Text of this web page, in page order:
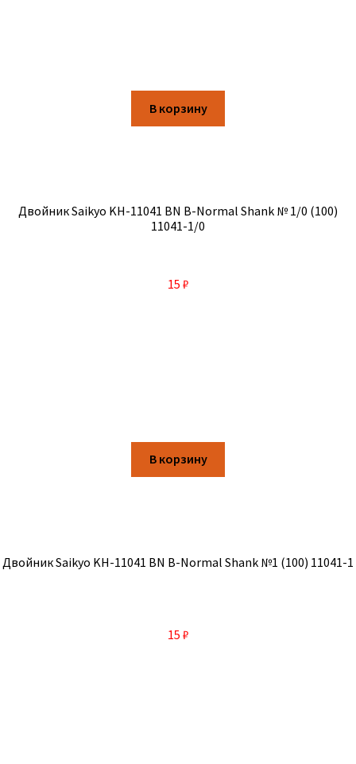
В корзину
Двойник Saikyo KH-11041 BN B-Normal Shank № 1/0 (100)
11041-1/0
15 ₽
В корзину
Двойник Saikyo KH-11041 BN B-Normal Shank №1 (100) 11041-1
15 ₽